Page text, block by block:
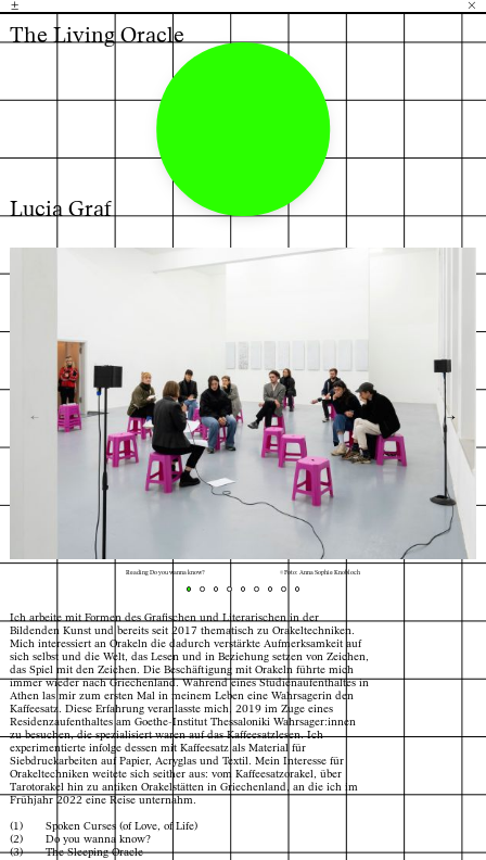
± ×
The Living Oracle
Lucia Graf
Reading Do you wanna know? © Foto: Anna Sophie Knobloch
→
←
Ich arbeite mit Formen des Grafischen und Literarischen in der
Bildenden Kunst und bereits seit 2017 thematisch zu Orakeltechniken.
Mich interessiert an Orakeln die dadurch verstärkte Aufmerksamkeit auf
sich selbst und die Welt, das Lesen und in Beziehung setzen von Zeichen,
das Spiel mit den Zeichen. Die Beschäftigung mit Orakeln führte mich
immer wieder nach Griechenland. Während eines Studienaufenthaltes in
Athen las mir zum ersten Mal in meinem Leben eine Wahrsagerin den
Kaffeesatz. Diese Erfahrung veranlasste mich, 2019 im Zuge eines
Residenzaufenthaltes am Goethe-Institut Thessaloniki Wahrsager:innen
zu besuchen, die spezialisiert waren auf das Kaffeesatzlesen. Ich
experimentierte infolge dessen mit Kaffeesatz als Material für
Siebdruckarbeiten auf Papier, Acryglas und Textil. Mein Interesse für
Orakeltechniken weitete sich seither aus: vom Kaffeesatzorakel, über
Tarotorakel hin zu antiken Orakelstätten in Griechenland, an die ich im
Frühjahr 2022 eine Reise unternahm.
(1) Spoken Curses (of Love, of Life)
(2) Do you wanna know?
(3) The Sleeping Oracle
H B